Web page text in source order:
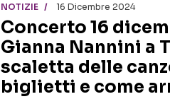
NOTIZIE 16 Dicembre 2024
Concerto 16
Gianna Nannini a
scaletta delle
biglietti e come